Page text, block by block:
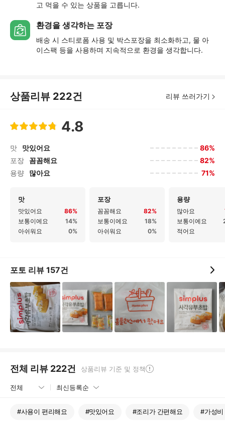
고 먹을 수 있는 상품을 고릅니다.
환경을 생각하는 포장
배송 시 스티로폼 사용 및 박스포장을 최소화하고, 물 아
이스팩 등을 사용하며 지속적으로 환경을 생각합니다.
상품리뷰 222건 리뷰 쓰러가기
4.8
맛 맛있어요
86%
포장
꼼꼼해요
82%
용량
많아요 71%
맛
맛있어요
86%
보통이에요
14%
아쉬워요
0%
포장
꼼꼼해요
82%
보통이에요
18%
아쉬워요
0%
용량
많아요
보통이에요
적어요
포토 리뷰 157건
전체 리뷰 222건 상품리뷰 기준 및 정책
#사용이 편리해요 #맛있어요 #조리가 간편해요 #가성비